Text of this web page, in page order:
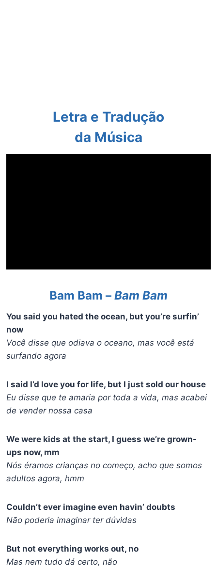
Letra e Tradução
da Música
Bam Bam – Bam Bam
You said you hated the ocean, but you’re surfin’
now
Você disse que odiava o oceano, mas você está
surfando agora
I said I’d love you for life, but I just sold our house
Eu disse que te amaria por toda a vida, mas acabei
de vender nossa casa
We were kids at the start, I guess we’re grown-
ups now, mm
Nós éramos crianças no começo, acho que somos
adultos agora, hmm
Couldn’t ever imagine even havin’ doubts
Não poderia imaginar ter dúvidas
But not everything works out, no
Mas nem tudo dá certo, não